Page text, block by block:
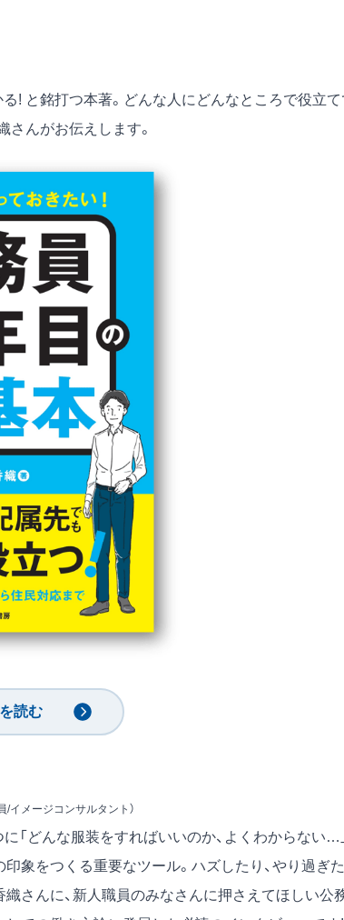
! と銘打つ本著。どんな人にどんなところで役立
さんがお伝えします。
読む
/イメージコンサルタント）
「どんな服装をすればいいのか、よくわからない…
象をつくる重要なツール。ハズしたり、やり過ぎた
さんに、新人職員のみなさんに押さえてほしい公